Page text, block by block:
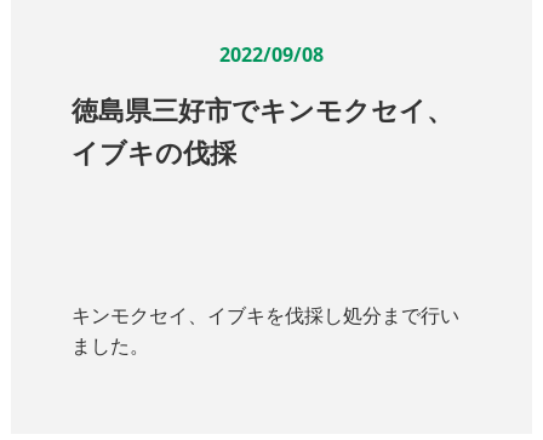
2022/09/08
徳島県三好市でキンモクセイ、
イブキの伐採
キンモクセイ、イブキを伐採し処分まで行い
ました。